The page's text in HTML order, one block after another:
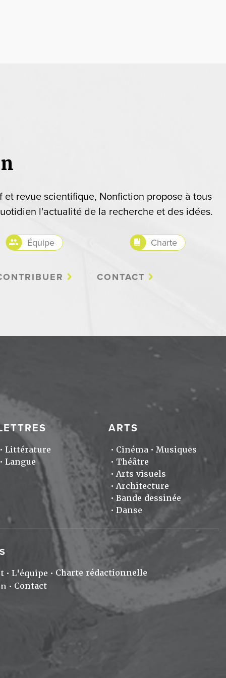
revue scientifique, Nonfiction propose à tous
l'actualité de la recherche et des idées.
Équipe Charte
CONTACT
Littérature
Langue
ARTS
Cinéma
Musiques
Théâtre
Arts visuels
Architecture
Bande dessinée
Danse
L'équipe
Charte rédactionnelle
Contact